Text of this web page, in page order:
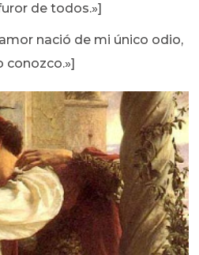
de todos.»]
nació de mi único odio,
conozco.»]